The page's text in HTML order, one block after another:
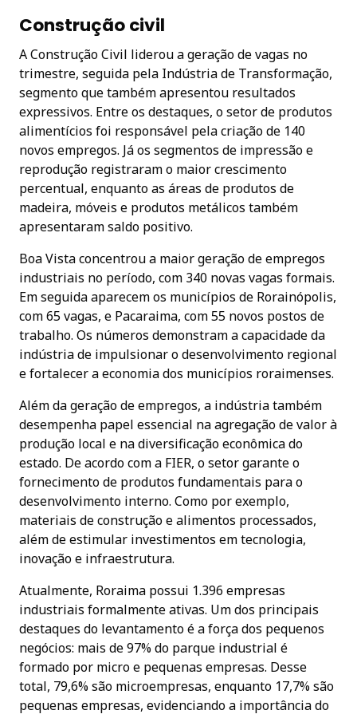
Construção civil
A Construção Civil liderou a geração de vagas no
trimestre, seguida pela Indústria de Transformação,
segmento que também apresentou resultados
expressivos. Entre os destaques, o setor de produtos
alimentícios foi responsável pela criação de 140
novos empregos. Já os segmentos de impressão e
reprodução registraram o maior crescimento
percentual, enquanto as áreas de produtos de
madeira, móveis e produtos metálicos também
apresentaram saldo positivo.
Boa Vista concentrou a maior geração de empregos
industriais no período, com 340 novas vagas formais.
Em seguida aparecem os municípios de Rorainópolis,
com 65 vagas, e Pacaraima, com 55 novos postos de
trabalho. Os números demonstram a capacidade da
indústria de impulsionar o desenvolvimento regional
e fortalecer a economia dos municípios roraimenses.
Além da geração de empregos, a indústria também
desempenha papel essencial na agregação de valor à
produção local e na diversificação econômica do
estado. De acordo com a FIER, o setor garante o
fornecimento de produtos fundamentais para o
desenvolvimento interno. Como por exemplo,
materiais de construção e alimentos processados,
além de estimular investimentos em tecnologia,
inovação e infraestrutura.
Atualmente, Roraima possui 1.396 empresas
industriais formalmente ativas. Um dos principais
destaques do levantamento é a força dos pequenos
negócios: mais de 97% do parque industrial é
formado por micro e pequenas empresas. Desse
total, 79,6% são microempresas, enquanto 17,7% são
pequenas empresas, evidenciando a importância do